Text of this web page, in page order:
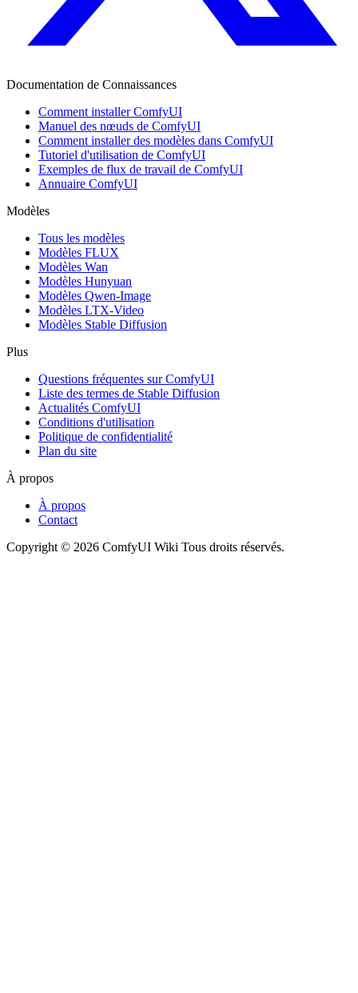
Documentation de Connaissances
Comment installer ComfyUI
Manuel des nœuds de ComfyUI
Comment installer des modèles dans ComfyUI
Tutoriel d'utilisation de ComfyUI
Exemples de flux de travail de ComfyUI
Annuaire ComfyUI
Modèles
Tous les modèles
Modèles FLUX
Modèles Wan
Modèles Hunyuan
Modèles Qwen-Image
Modèles LTX-Video
Modèles Stable Diffusion
Plus
Questions fréquentes sur ComfyUI
Liste des termes de Stable Diffusion
Actualités ComfyUI
Conditions d'utilisation
Politique de confidentialité
Plan du site
À propos
À propos
Contact
Copyright © 2026 ComfyUI Wiki Tous droits réservés.